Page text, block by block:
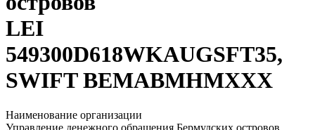
LEI
549300D618WKAUGSFT35,
SWIFT BEMABMHMXXX
Наименование организации
Управление денежного обращения Бермудских островов